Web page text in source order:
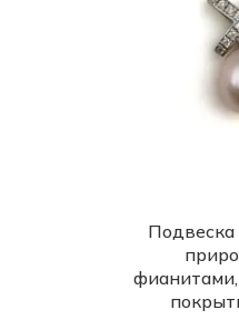
Подвеска
фианитами,